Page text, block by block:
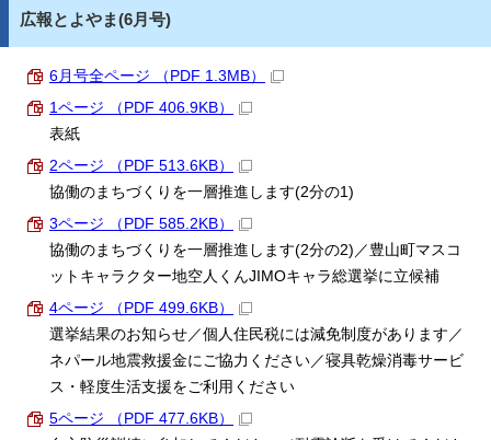
広報とよやま(6月号)
6月号全ページ （PDF 1.3MB）
1ページ （PDF 406.9KB）
表紙
2ページ （PDF 513.6KB）
協働のまちづくりを一層推進します(2分の1)
3ページ （PDF 585.2KB）
協働のまちづくりを一層推進します(2分の2)／豊山町マスコ
ットキャラクター地空人くんJIMOキャラ総選挙に立候補
4ページ （PDF 499.6KB）
選挙結果のお知らせ／個人住民税には減免制度があります／
ネパール地震救援金にご協力ください／寝具乾燥消毒サービ
ス・軽度生活支援をご利用ください
5ページ （PDF 477.6KB）